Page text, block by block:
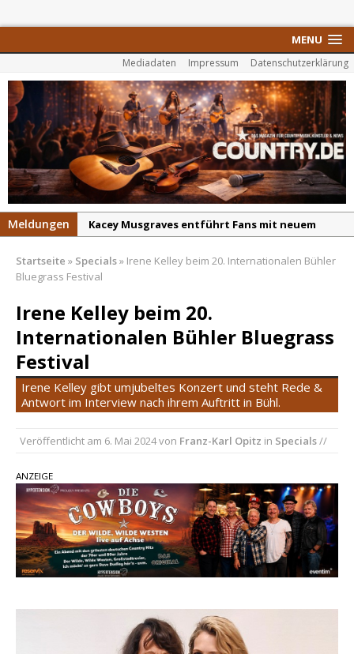
MENU
Mediadaten Impressum Datenschutzerklärung
Meldungen
Kacey Musgraves entführt Fans mit neuem
Carter Faith mit brandneuem Musikvideo zu
Son Volt – „Sound Signal Serenades“ erscheint
am 28. August
Parton, Bill Anderson und Shaboozey im Fokus
Chris Johnson & The Hollywood Hillbillies
Ahead“ an
täglich rund 10.000 Leser
Startseite » Specials» Irene Kelley beim 20. Internationalen Bühler
Bluegrass Festival
Irene Kelley beim 20.
Internationalen Bühler Bluegrass
Festival
Irene Kelley gibt umjubeltes Konzert und steht Rede &
Antwort im Interview nach ihrem Auftritt in Bühl.
Veröffentlicht am 6. Mai 2024von Franz-Karl Opitz in Specials//
ANZEIGE